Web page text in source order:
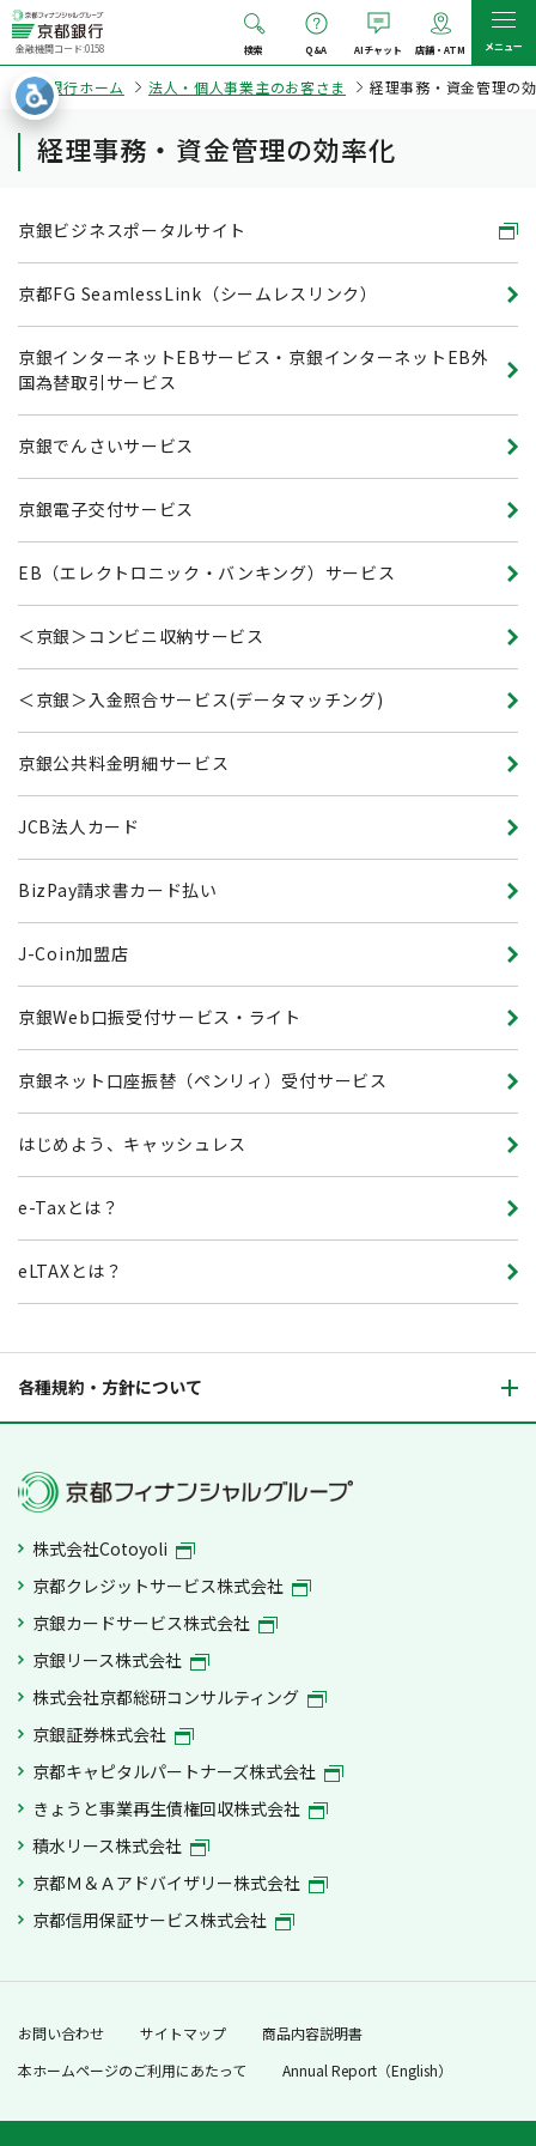
金融機関コード:0158 検索 Q&A AIチャット 店舗・ATM メニュー
京都銀行ホーム 法人・個人事業主のお客さま 経理事務・資金管理の
経理事務・資金管理の効率化
京銀ビジネスポータルサイト
京都FG SeamlessLink（シームレスリンク）
京銀インターネットEBサービス・京銀インターネットEB外
国為替取引サービス
京銀でんさいサービス
京銀電子交付サービス
EB（エレクトロニック・バンキング）サービス
＜京銀＞コンビニ収納サービス
＜京銀＞入金照合サービス(データマッチング)
京銀公共料金明細サービス
JCB法人カード
BizPay請求書カード払い
J-Coin加盟店
京銀Web口振受付サービス・ライト
京銀ネット口座振替（ペンリィ）受付サービス
はじめよう、キャッシュレス
e-Taxとは？
eLTAXとは？
各種規約・方針について
株式会社Cotoyoli
京都クレジットサービス株式会社
京銀カードサービス株式会社
京銀リース株式会社
株式会社京都総研コンサルティング
京銀証券株式会社
京都キャピタルパートナーズ株式会社
きょうと事業再生債権回収株式会社
積水リース株式会社
京都Ｍ＆Ａアドバイザリー株式会社
京都信用保証サービス株式会社
お問い合わせ サイトマップ
商品内容説明書
本ホームページのご利用にあたって
Annual Report（English）